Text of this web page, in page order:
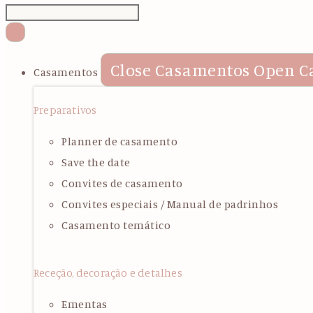
Casamentos Close Casamentos Open
Preparativos
Planner de casamento
Save the date
Convites de casamento
Convites especiais / Manual de padrinhos
Casamento temático
Receção, decoração e detalhes
Ementas